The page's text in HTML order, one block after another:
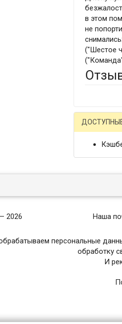
в этом
не
("Шестое
2026 Наша
персональные
обработку
И